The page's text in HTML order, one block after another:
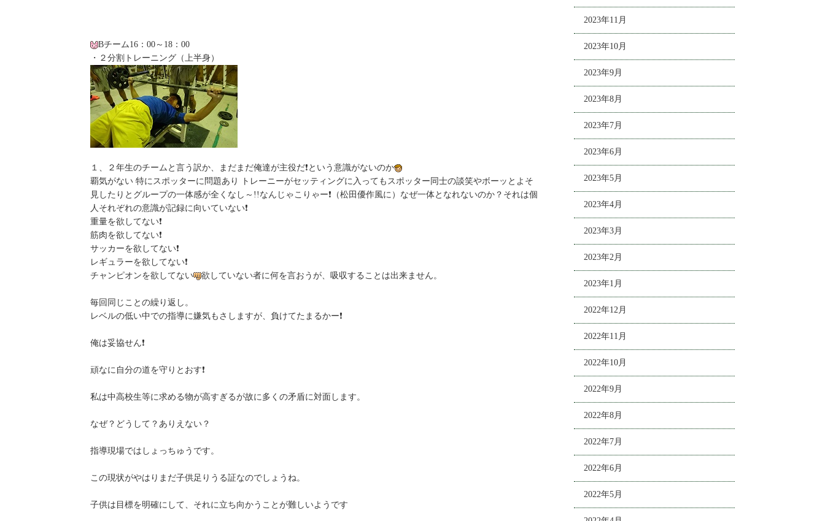
Bチーム16：00～18：00
・２分割トレーニング（上半身）
１、２年生のチームと言う訳か、まだまだ俺達が主役だ❗という意識がないのか
覇気がない 特にスポッターに問題あり トレーニーがセッティングに入ってもスポッター同士の談笑やボーッとよそ
見したりとグループの一体感が全くなし～!!なんじゃこりゃー❗（松田優作風に）なぜ一体となれないのか？それは個
人それぞれの意識が記録に向いていない❗
重量を欲してない❗
筋肉を欲してない❗
サッカーを欲してない❗
レギュラーを欲してない❗
チャンピオンを欲してない
欲していない者に何を言おうが、吸収することは出来ません。
毎回同じことの繰り返し。
レベルの低い中での指導に嫌気もさしますが、負けてたまるかー❗
俺は妥協せん❗
頑なに自分の道を守りとおす❗
私は中高校生等に求める物が高すぎるが故に多くの矛盾に対面します。
なぜ？どうして？ありえない？
指導現場ではしょっちゅうです。
この現状がやはりまだ子供足りうる証なのでしょうね。
子供は目標を明確にして、それに立ち向かうことが難しいようです
2023年11月
2023年10月
2023年9月
2023年8月
2023年7月
2023年6月
2023年5月
2023年4月
2023年3月
2023年2月
2023年1月
2022年12月
2022年11月
2022年10月
2022年9月
2022年8月
2022年7月
2022年6月
2022年5月